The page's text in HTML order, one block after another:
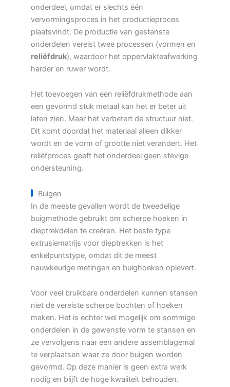
onderdeel, omdat er slechts één
vervormingsproces in het productieproces
plaatsvindt. De productie van gestanste
onderdelen vereist twee processen (vormen en
reliëfdruk), waardoor het oppervlakteafwerking
harder en ruwer wordt.
Het toevoegen van een reliëfdrukmethode aan
een gevormd stuk metaal kan het er beter uit
laten zien. Maar het verbetert de structuur niet.
Dit komt doordat het materiaal alleen dikker
wordt en de vorm of grootte niet verandert. Het
reliëfproces geeft het onderdeel geen stevige
ondersteuning.
Buigen
In de meeste gevallen wordt de tweedelige
buigmethode gebruikt om scherpe hoeken in
dieptrekdelen te creëren. Het beste type
extrusiematrijs voor dieptrekken is het
enkelpuntstype, omdat dit de meest
nauwkeurige metingen en buighoeken oplevert.
Voor veel bruikbare onderdelen kunnen stansen
niet de vereiste scherpe bochten of hoeken
maken. Het is echter wel mogelijk om sommige
onderdelen in de gewenste vorm te stansen en
ze vervolgens naar een andere assemblagemal
te verplaatsen waar ze door buigen worden
gevormd. Op deze manier is geen extra werk
nodig en blijft de hoge kwaliteit behouden.